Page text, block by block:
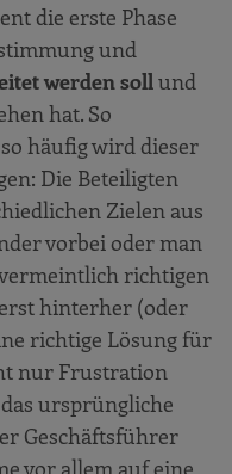
die erste Phase
und
werden sollund
hat. So
häufig wird dieser
Die Beteiligten
Zielen aus
vorbei oder man
richtigen
hinterher (oder
richtige Lösung für
nur Frustration
ursprüngliche
Geschäftsführer
vor allem auf eine